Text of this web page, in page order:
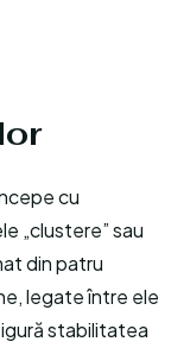
cu
„clustere” sau
din patru
legate între ele
stabilitatea